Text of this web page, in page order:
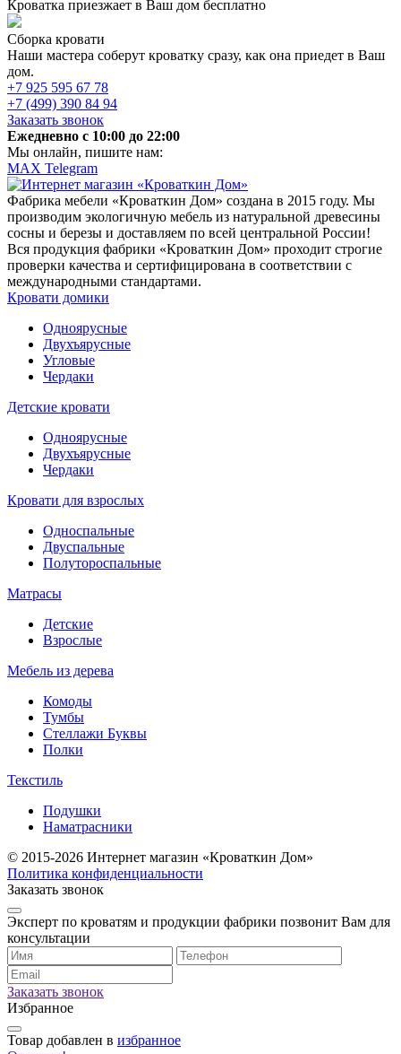
Кроватка приезжает в Ваш дом бесплатно
Сборка кровати
Наши мастера соберут кроватку сразу, как она приедет в Ваш
дом.
+7 925 595 67 78
+7 (499) 390 84 94
Заказать звонок
Ежедневно c 10:00 до 22:00
Мы онлайн, пишите нам:
MAX Telegram
Фабрика мебели «Кроваткин Дом» создана в 2015 году. Мы
производим экологичную мебель из натуральной древесины
сосны и березы и доставляем по всей центральной России!
Вся продукция фабрики «Кроваткин Дом» проходит строгие
проверки качества и сертифицирована в соответствии с
международными стандартами.
Кровати домики
Одноярусные
Двухъярусные
Угловые
Чердаки
Детские кровати
Одноярусные
Двухъярусные
Чердаки
Кровати для взрослых
Односпальные
Двуспальные
Полутороспальные
Матрасы
Детские
Взрослые
Мебель из дерева
Комоды
Тумбы
Стеллажи Буквы
Полки
Текстиль
Подушки
Наматрасники
© 2015-2026 Интернет магазин «Кроваткин Дом»
Политика конфиденциальности
Заказать звонок
Эксперт по кроватям и продукции фабрики позвонит Вам для
консультации
Заказать звонок
Избранное
Товар добавлен в избранное